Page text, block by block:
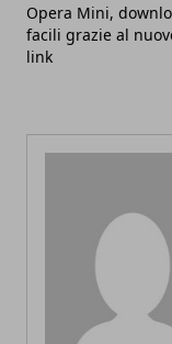
Opera Mini,
facili grazie al
link